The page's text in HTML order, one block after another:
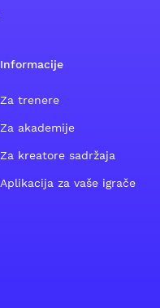
Informacije
Za trenere
Za akademije
Za kreatore sadržaja
Aplikacija za vaše igrače